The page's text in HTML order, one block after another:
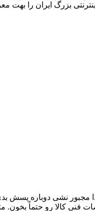
نشی دوباره پسش
فنی کالا رو حتماً